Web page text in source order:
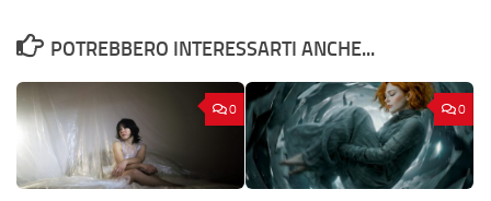
POTREBBERO INTERESSARTI ANCHE...
0 0